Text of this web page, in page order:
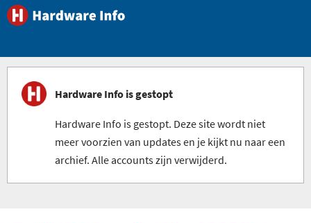
Hardware Info is gestopt
Hardware Info is gestopt. Deze site wordt niet
meer voorzien van updates en je kijkt nu naar een
archief. Alle accounts zijn verwijderd.